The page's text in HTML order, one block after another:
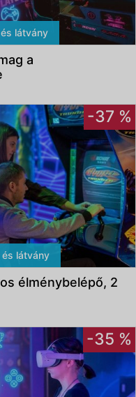
látvány
a
-37 %
látvány
élménybelépő, 2
-35 %